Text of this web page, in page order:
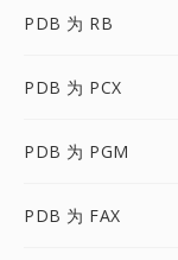
PDB 为 RB
PDB 为 PCX
PDB 为 PGM
PDB 为 FAX